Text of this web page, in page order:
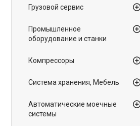
Грузовой сервис
Промышленное
оборудование и станки
Компрессоры
Система хранения, Мебель
Автоматические моечные
системы